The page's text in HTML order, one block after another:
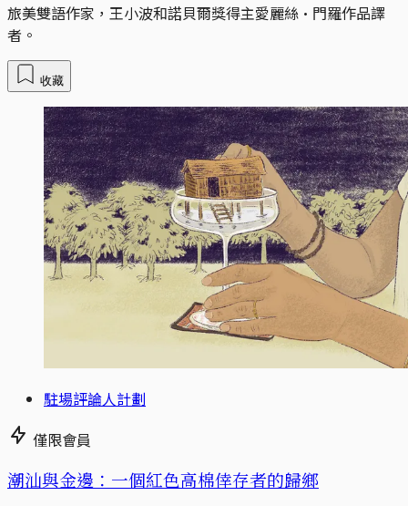
旅美雙語作家，王小波和諾貝爾獎得主愛麗絲·門羅作品譯
者。
收藏
駐場評論人計劃
僅限會員
潮汕與金邊：一個紅色高棉倖存者的歸鄉